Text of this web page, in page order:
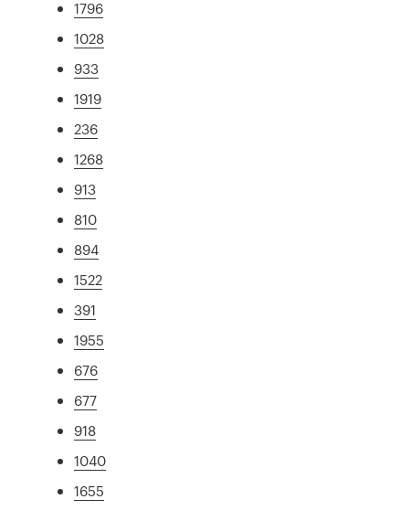
1796
1028
933
1919
236
1268
913
810
894
1522
391
1955
676
677
918
1040
1655